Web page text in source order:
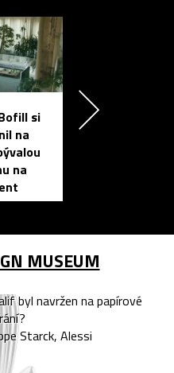
si
na
na
MUSEUM
byl navržen na papírové
Starck, Alessi